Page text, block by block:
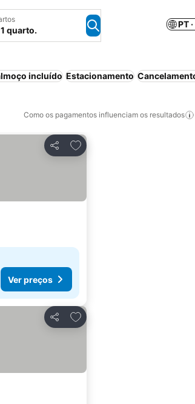
quarto.
PT
incluído Estacionamento
Como os pagamentos influenciam os resultados
Partilhar
Adicionar aos favoritos
Ver preços
Partilhar
Adicionar aos favoritos